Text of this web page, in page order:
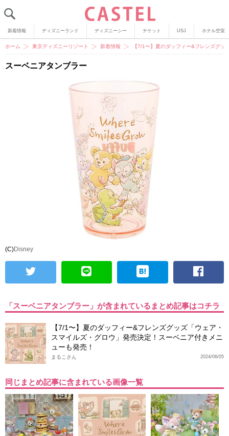
新着情報 ディズニーランド ディズニーシー チケット USJ ホテル空室
ホーム 東京ディズニーリゾート 新着情報 【7/1〜】夏のダッフィー&フレンズグ
スーベニアタンブラー
(C)Disney
「スーベニアタンブラー」が含まれているまとめ記事はコチラ
【7/1〜】夏のダッフィー&フレンズグッズ「ウェア・
スマイルズ・グロウ」発売決定！スーベニア付きメニ
ューも発売！
2024/06/05
まるこさん
同じまとめ記事に含まれている画像一覧